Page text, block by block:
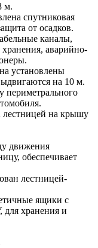
м.
спутниковая
от осадков.
каналы,
аварийно-
установлены
на 10 м.
периметрального
лестницей на крышу
движения
обеспечивает
лестницей-
ящики с
для хранения и